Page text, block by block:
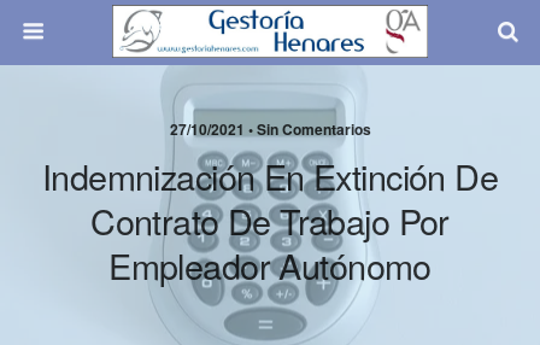
27/10/2021 • Sin Comentarios
Indemnización En Extinción De
Contrato De Trabajo Por
Empleador Autónomo